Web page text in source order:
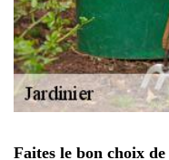
Faites le bon choix